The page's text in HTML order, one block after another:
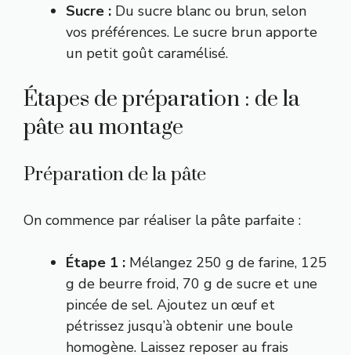
Sucre : Du sucre blanc ou brun, selon
vos préférences. Le sucre brun apporte
un petit goût caramélisé.
Étapes de préparation : de la
pâte au montage
Préparation de la pâte
On commence par réaliser la pâte parfaite :
Étape 1 : Mélangez 250 g de farine, 125
g de beurre froid, 70 g de sucre et une
pincée de sel. Ajoutez un œuf et
pétrissez jusqu’à obtenir une boule
homogène. Laissez reposer au frais